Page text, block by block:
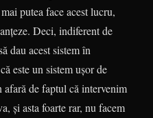
putea face acest lucru,
Deci, indiferent de
dau acest sistem în
este un sistem uşor de
de faptul că intervenim
şi asta foarte rar, nu facem